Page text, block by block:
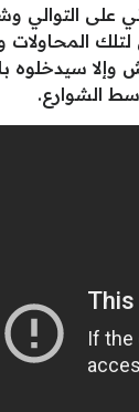
على
المحاولات
سيدخلوه
الشوارع.